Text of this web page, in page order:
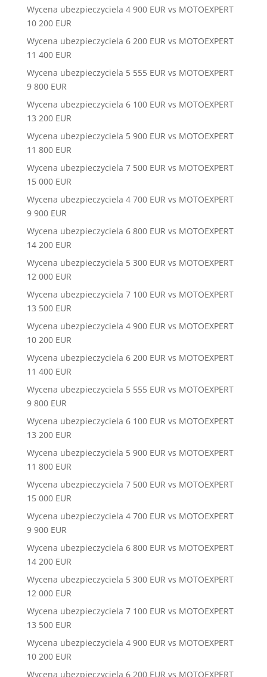
Wycena ubezpieczyciela 4 900 EUR vs MOTOEXPERT
10 200 EUR
Wycena ubezpieczyciela 6 200 EUR vs MOTOEXPERT
11 400 EUR
Wycena ubezpieczyciela 5 555 EUR vs MOTOEXPERT
9 800 EUR
Wycena ubezpieczyciela 6 100 EUR vs MOTOEXPERT
13 200 EUR
Wycena ubezpieczyciela 5 900 EUR vs MOTOEXPERT
11 800 EUR
Wycena ubezpieczyciela 7 500 EUR vs MOTOEXPERT
15 000 EUR
Wycena ubezpieczyciela 4 700 EUR vs MOTOEXPERT
9 900 EUR
Wycena ubezpieczyciela 6 800 EUR vs MOTOEXPERT
14 200 EUR
Wycena ubezpieczyciela 5 300 EUR vs MOTOEXPERT
12 000 EUR
Wycena ubezpieczyciela 7 100 EUR vs MOTOEXPERT
13 500 EUR
Wycena ubezpieczyciela 4 900 EUR vs MOTOEXPERT
10 200 EUR
Wycena ubezpieczyciela 6 200 EUR vs MOTOEXPERT
11 400 EUR
Wycena ubezpieczyciela 5 555 EUR vs MOTOEXPERT
9 800 EUR
Wycena ubezpieczyciela 6 100 EUR vs MOTOEXPERT
13 200 EUR
Wycena ubezpieczyciela 5 900 EUR vs MOTOEXPERT
11 800 EUR
Wycena ubezpieczyciela 7 500 EUR vs MOTOEXPERT
15 000 EUR
Wycena ubezpieczyciela 4 700 EUR vs MOTOEXPERT
9 900 EUR
Wycena ubezpieczyciela 6 800 EUR vs MOTOEXPERT
14 200 EUR
Wycena ubezpieczyciela 5 300 EUR vs MOTOEXPERT
12 000 EUR
Wycena ubezpieczyciela 7 100 EUR vs MOTOEXPERT
13 500 EUR
Wycena ubezpieczyciela 4 900 EUR vs MOTOEXPERT
10 200 EUR
Wycena ubezpieczyciela 6 200 EUR vs MOTOEXPERT